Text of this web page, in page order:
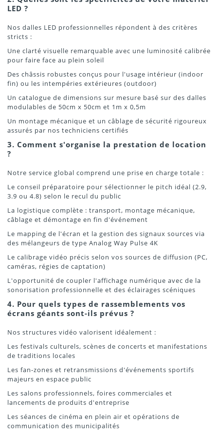
LED ?
Nos dalles LED professionnelles répondent à des critères
stricts :
Une clarté visuelle remarquable avec une luminosité calibrée
pour faire face au plein soleil
Des châssis robustes conçus pour l'usage intérieur (indoor
fin) ou les intempéries extérieures (outdoor)
Un catalogue de dimensions sur mesure basé sur des dalles
modulables de 50cm x 50cm et 1m x 0,5m
Un montage mécanique et un câblage de sécurité rigoureux
assurés par nos techniciens certifiés
3. Comment s'organise la prestation de location
?
Notre service global comprend une prise en charge totale :
Le conseil préparatoire pour sélectionner le pitch idéal (2.9,
3.9 ou 4.8) selon le recul du public
La logistique complète : transport, montage mécanique,
câblage et démontage en fin d'événement
Le mapping de l'écran et la gestion des signaux sources via
des mélangeurs de type Analog Way Pulse 4K
Le calibrage vidéo précis selon vos sources de diffusion (PC,
caméras, régies de captation)
L'opportunité de coupler l'affichage numérique avec de la
sonorisation professionnelle et des éclairages scéniques
4. Pour quels types de rassemblements vos
écrans géants sont-ils prévus ?
Nos structures vidéo valorisent idéalement :
Les festivals culturels, scènes de concerts et manifestations
de traditions locales
Les fan-zones et retransmissions d'événements sportifs
majeurs en espace public
Les salons professionnels, foires commerciales et
lancements de produits d'entreprise
Les séances de cinéma en plein air et opérations de
communication des municipalités